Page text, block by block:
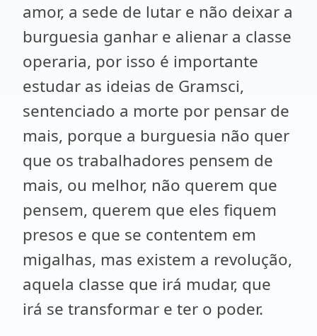
amor, a sede de lutar e não deixar a
burguesia ganhar e alienar a classe
operaria, por isso é importante
estudar as ideias de Gramsci,
sentenciado a morte por pensar de
mais, porque a burguesia não quer
que os trabalhadores pensem de
mais, ou melhor, não querem que
pensem, querem que eles fiquem
presos e que se contentem em
migalhas, mas existem a revolução,
aquela classe que irá mudar, que
irá se transformar e ter o poder.